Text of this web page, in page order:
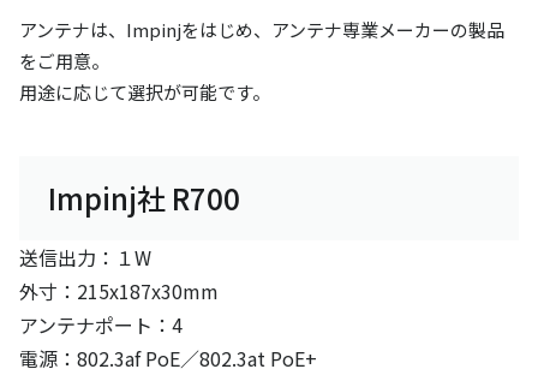
アンテナは、Impinjをはじめ、アンテナ専業メーカーの製品
をご用意。
用途に応じて選択が可能です。
Impinj社 R700
送信出力：１W
外寸：215x187x30mm
アンテナポート：4
電源：802.3af PoE／802.3at PoE+